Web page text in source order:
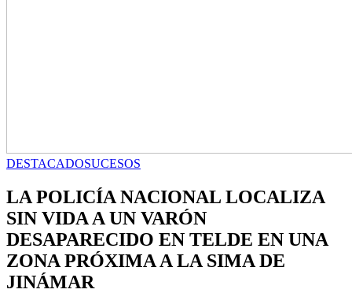
DESTACADOSUCESOS
LA POLICÍA NACIONAL LOCALIZA
SIN VIDA A UN VARÓN
DESAPARECIDO EN TELDE EN UNA
ZONA PRÓXIMA A LA SIMA DE
JINÁMAR